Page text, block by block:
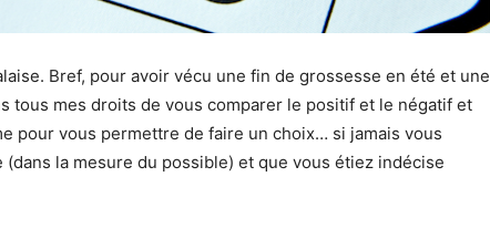
Bref, pour avoir vécu une fin de grossesse en été et une
tous mes droits de vous comparer le positif et le négatif et
pour vous permettre de faire un choix… si jamais vous
la mesure du possible) et que vous étiez indécise